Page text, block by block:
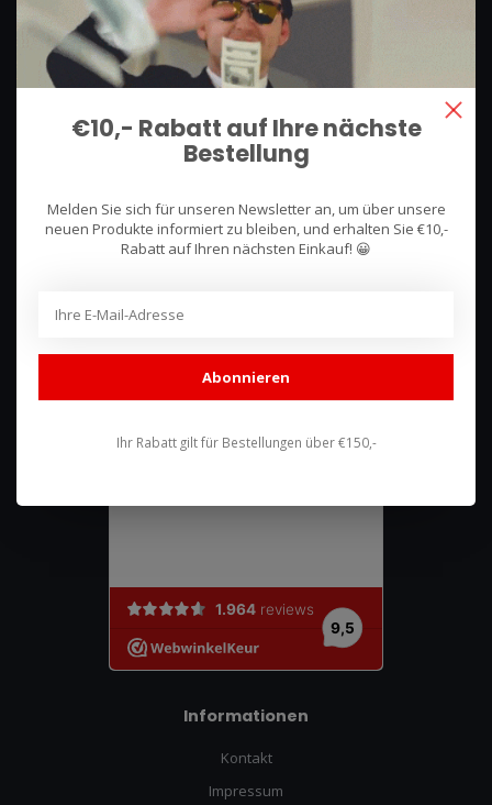
We use what we sell, that's the difference!
Hullerpad 13Q
Lunteren, Nederland
085 744 4602
shop@racing-products.com
Bewertungen
Informationen
Kontakt
Impressum
€10,- Rabatt auf Ihre nächste
Bestellung
Melden Sie sich für unseren Newsletter an, um über unsere
neuen Produkte informiert zu bleiben, und erhalten Sie €10,-
Rabatt auf Ihren nächsten Einkauf! 😀
Abonnieren
Ihr Rabatt gilt für Bestellungen über €150,-